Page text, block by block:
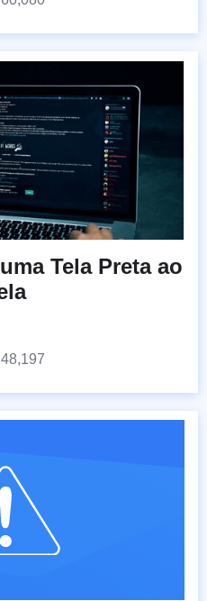
Tela Preta ao
48,197